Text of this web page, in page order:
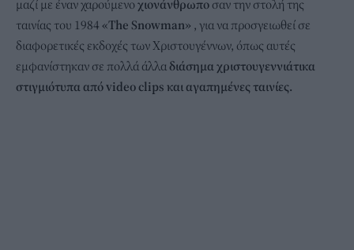
μαζί με έναν χαρούμενοχιονάνθρωπο σαν την στολή της
ταινίας του 1984 «The Snowman» , για να προσγειωθεί σε
διαφορετικές εκδοχές των Χριστουγέννων, όπως αυτές
εμφανίστηκαν σε πολλά άλλα διάσημα χριστουγεννιάτικα
στιγμιότυπα από video clips και αγαπημένες ταινίες.